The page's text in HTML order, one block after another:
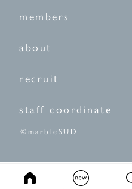
members
about
recruit
staff coordinate
©marbleSUD